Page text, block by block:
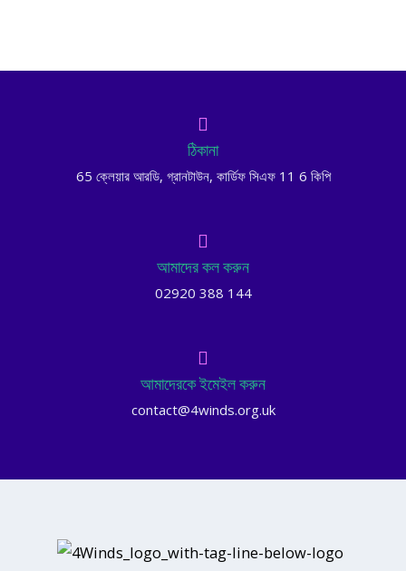
ঠিকানা
65 ক্লেয়ার আরডি, গ্রানটাউন, কার্ডিফ সিএফ 11 6 কিপি
আমাদের কল করুন
02920 388 144
আমাদেরকে ইমেইল করুন
contact@4winds.org.uk